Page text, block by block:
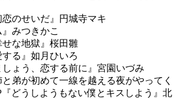
恋のせいだ』円城寺マキ
』みつきかこ
せな地獄』桜田雛
する』如月ひいろ
しょう、恋する前に』宮園いづみ
弟が初めて一線を越える夜がやってく
どうしようもない僕とキスしよう』北